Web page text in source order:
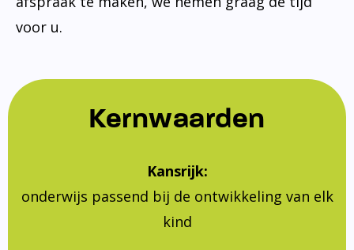
voor u.
Kernwaarden
Kansrijk:
onderwijs passend bij de ontwikkeling van elk
kind